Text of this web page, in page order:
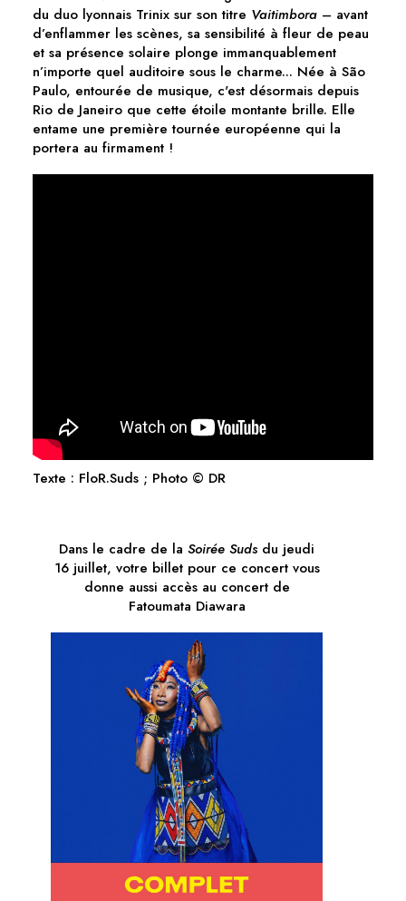
du duo lyonnais Trinix sur son titre Vaitimbora – avant
d’enflammer les scènes, sa sensibilité à fleur de peau
et sa présence solaire plonge immanquablement
n’importe quel auditoire sous le charme... Née à São
Paulo, entourée de musique, c'est désormais depuis
Rio de Janeiro que cette étoile montante brille. Elle
entame une première tournée européenne qui la
portera au firmament !
Texte : FloR.Suds ; Photo © DR
Dans le cadre de la Soirée Suds du jeudi
16 juillet, votre billet pour ce concert vous
donne aussi accès au concert de
Fatoumata Diawara